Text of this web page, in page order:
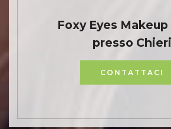
Foxy Eyes Makeup
presso Chieri
CONTATTACI